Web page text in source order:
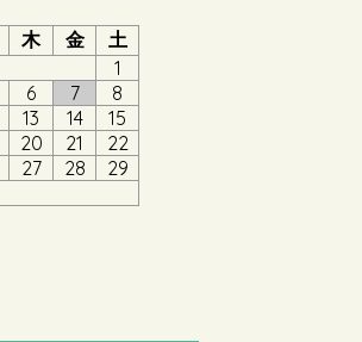
木 金
土
1
6 7
8
13 14
15
20 21
22
27 28
29